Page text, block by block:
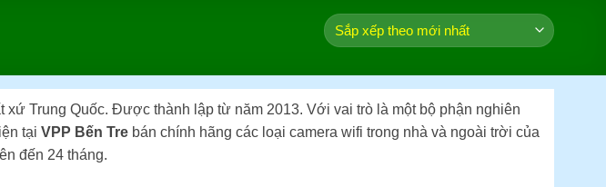
xứ Trung Quốc. Được thành lập từ năm 2013. Với vai trò là một bộ phận nghiên
tại VPP Bến Trebán chính hãng các loại camera wifi trong nhà và ngoài trời của
đến 24 tháng.